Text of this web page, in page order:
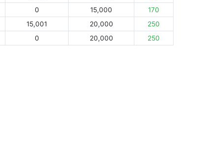
0 15,000
170
15,001 20,000
250
0 20,000 250